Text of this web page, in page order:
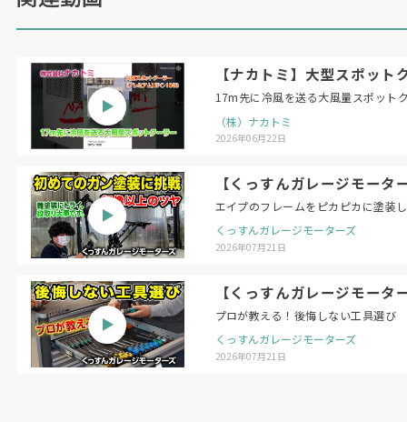
【ナカトミ】大型スポッ
17m先に冷風を送る大風量スポット
（株）ナカトミ
2026年06月22日
【くっすんガレージモー
エイプのフレームをピカピカに塗装
くっすんガレージモーターズ
2026年07月21日
【くっすんガレージモー
プロが教える！後悔しない工具選び
くっすんガレージモーターズ
2026年07月21日